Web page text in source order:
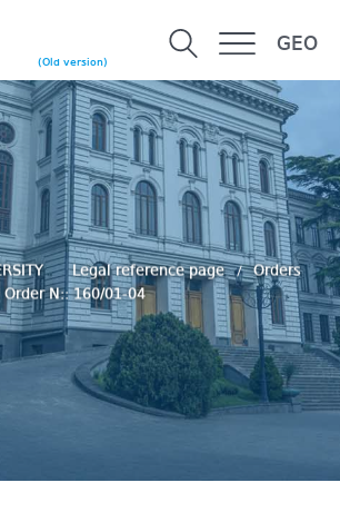
(Old version)
GEO
Legal reference page
Orders
Order N:: 160/01-04